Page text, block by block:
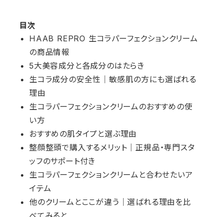
目次
HAAB REPRO 生コラパーフェクションクリーム
の商品情報
5大美容成分と各成分のはたらき
生コラ成分の安全性｜敏感肌の方にも選ばれる
理由
生コラパーフェクションクリームのおすすめの使
い方
おすすめの肌タイプと選ぶ理由
整顔整頭で購入するメリット｜正規品・専門スタ
ッフのサポート付き
生コラパーフェクションクリームと合わせたいア
イテム
他のクリームとここが違う｜選ばれる理由を比